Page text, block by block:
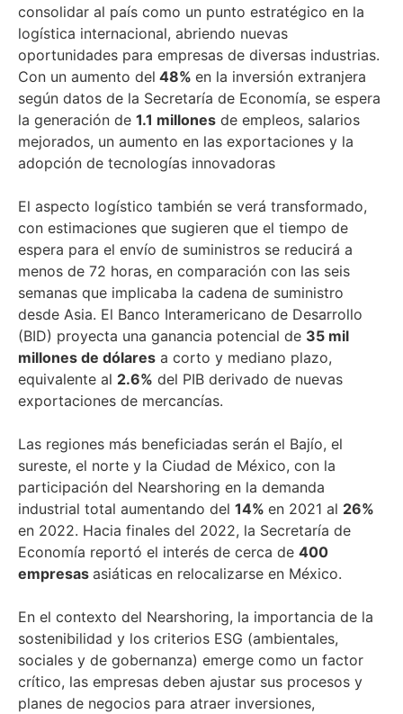
consolidar al país como un punto estratégico en la
logística internacional, abriendo nuevas
oportunidades para empresas de diversas industrias.
Con un aumento del 48% en la inversión extranjera
según datos de la Secretaría de Economía, se espera
la generación de 1.1 millones de empleos, salarios
mejorados, un aumento en las exportaciones y la
adopción de tecnologías innovadoras
El aspecto logístico también se verá transformado,
con estimaciones que sugieren que el tiempo de
espera para el envío de suministros se reducirá a
menos de 72 horas, en comparación con las seis
semanas que implicaba la cadena de suministro
desde Asia. El Banco Interamericano de Desarrollo
(BID) proyecta una ganancia potencial de 35 mil
millones de dólares a corto y mediano plazo,
equivalente al 2.6% del PIB derivado de nuevas
exportaciones de mercancías.
Las regiones más beneficiadas serán el Bajío, el
sureste, el norte y la Ciudad de México, con la
participación del Nearshoring en la demanda
industrial total aumentando del 14% en 2021 al 26%
en 2022. Hacia finales del 2022, la Secretaría de
Economía reportó el interés de cerca de 400
empresas asiáticas en relocalizarse en México.
En el contexto del Nearshoring, la importancia de la
sostenibilidad y los criterios ESG (ambientales,
sociales y de gobernanza) emerge como un factor
crítico, las empresas deben ajustar sus procesos y
planes de negocios para atraer inversiones,